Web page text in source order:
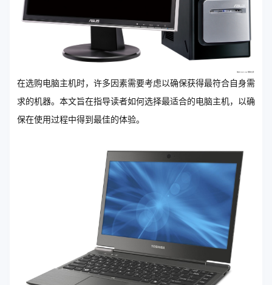
在选购电脑主机时，许多因素需要考虑以确保获得最符合自身需
求的机器。本文旨在指导读者如何选择最适合的电脑主机，以确
保在使用过程中得到最佳的体验。